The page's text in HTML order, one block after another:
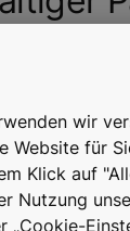
wir
Website für
Klick auf
Nutzung